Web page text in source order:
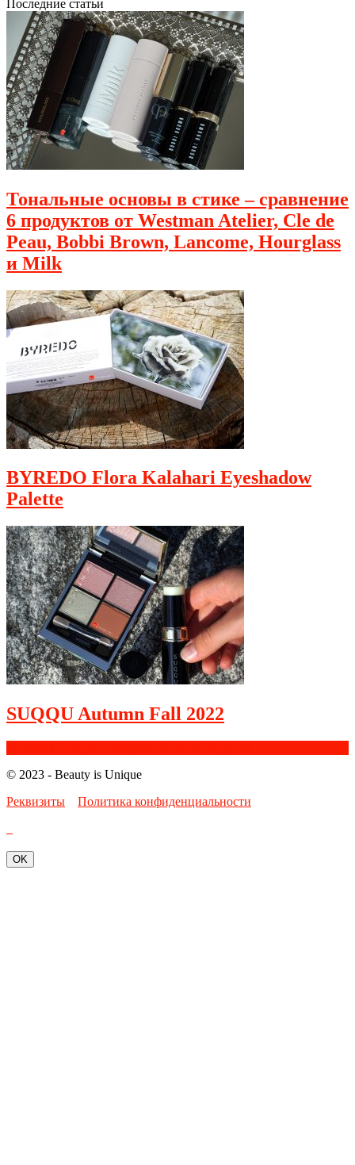
Последние статьи
Тональные основы в стике – сравнение
6 продуктов от Westman Atelier, Cle de
Peau, Bobbi Brown, Lancome, Hourglass
и Milk
BYREDO Flora Kalahari Eyeshadow
Palette
SUQQU Autumn Fall 2022
© 2023 - Beauty is Unique
Реквизиты
Политика конфиденциальности
OK